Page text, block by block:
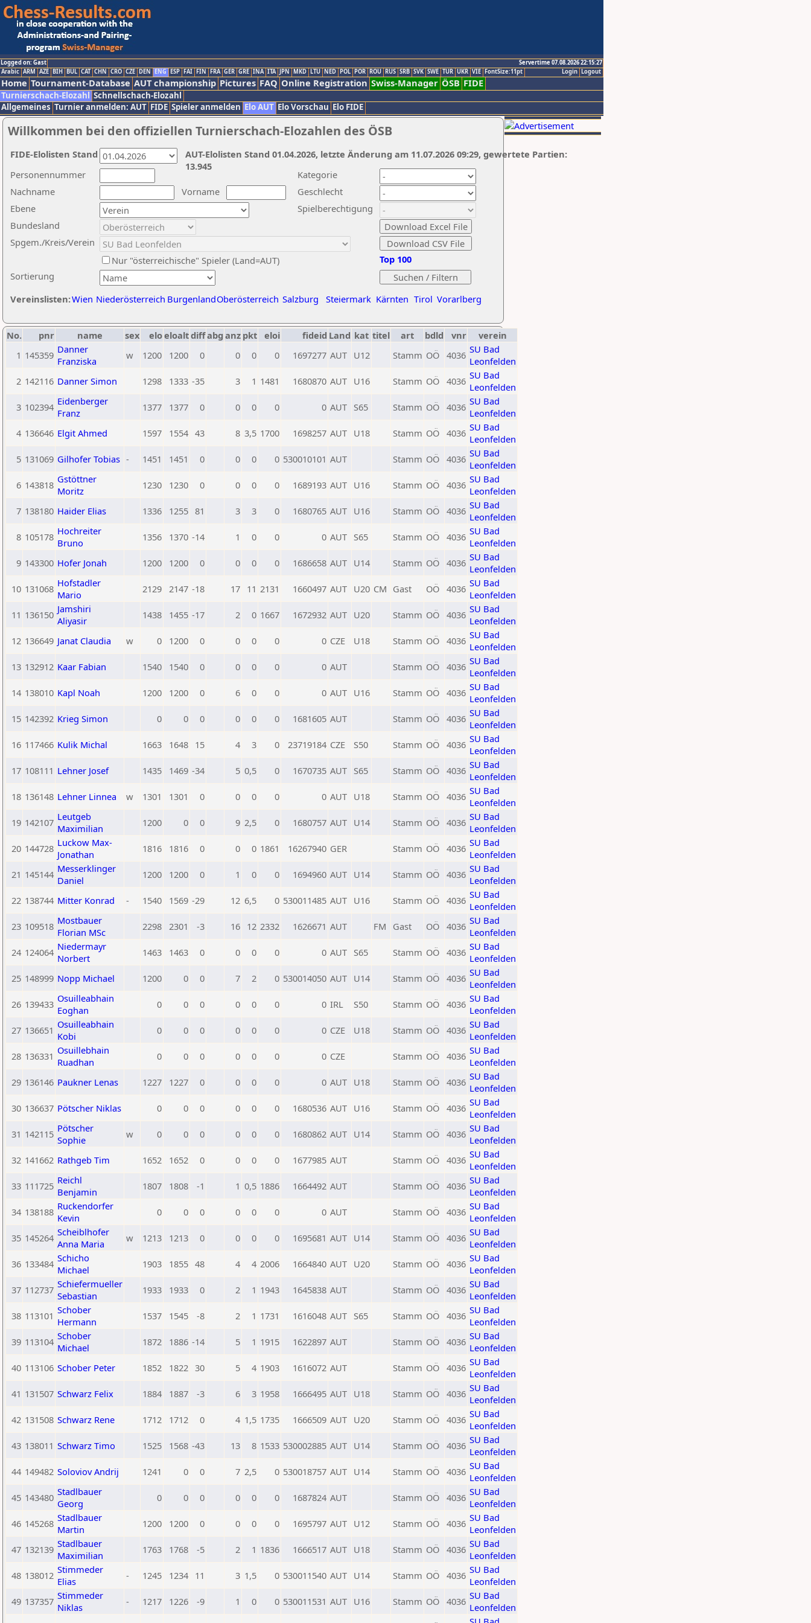
Logged on: Gast
Servertime 07.08.2026 22:15:27
Logout
Login
Arabic ARM AZE BIH BUL CAT CHN CRO CZE DEN ENG ESP FAI FIN FRA GER GRE INA ITA JPN MKD LTU NED POL POR ROU RUS SRB SVK SWE TUR UKR VIE FontSize:11pt
Home Tournament-Database AUT championship Pictures FAQ Online Registration Swiss-Manager ÖSB FIDE
Turnierschach-Elozahl Schnellschach-Elozahl
Allgemeines Turnier anmelden: AUT FIDE Spieler anmelden Elo AUT Elo Vorschau Elo FIDE
Willkommen bei den offiziellen Turnierschach-Elozahlen des ÖSB
Nachname
Vorname
Ebene
Kategorie
Sortierung
Personennummer
Bundesland
Spgem./Kreis/Verein
Geschlecht
Nur "österreichische" Spieler (Land=AUT)
Spielberechtigung
Vereinslisten:Wien Niederösterreich BurgenlandOberösterreich Salzburg Steiermark Kärnten Tirol Vorarlberg
Top 100
AUT-Elolisten Stand 01.04.2026, letzte Änderung am 11.07.2026 09:29, gewertete Partien:
13.945
FIDE-Elolisten Stand
No. pnr name sex eloeloaltdiffabg anz pkt eloi fideid Land kat titel art bdld vnr
verein
1 145359 Danner
Franziska
w 1200 1200 0 0 0 0 1697277 AUT U12 Stamm OÖ 4036 SU Bad
Leonfelden
2 142116 Danner Simon 1298 1333 -35 3 1 1481 1680870 AUT U16 Stamm OÖ 4036 SU Bad
Leonfelden
3 102394 Eidenberger
Franz
1377 1377 0 0 0 0 0 AUT S65 Stamm OÖ 4036 SU Bad
Leonfelden
4 136646 Elgit Ahmed 1597 1554 43 8 3,5 1700 1698257 AUT U18 Stamm OÖ 4036 SU Bad
Leonfelden
5 131069 Gilhofer Tobias - 1451 1451 0 0 0 0 530010101 AUT Stamm OÖ 4036 SU Bad
Leonfelden
6 143818 Gstöttner
Moritz
1230 1230 0 0 0 0 1689193 AUT U16 Stamm OÖ 4036 SU Bad
Leonfelden
7 138180 Haider Elias 1336 1255 81 3 3 0 1680765 AUT U16 Stamm OÖ 4036 SU Bad
Leonfelden
8 105178 Hochreiter
Bruno
1356 1370 -14 1 0 0 0 AUT S65 Stamm OÖ 4036 SU Bad
Leonfelden
9 143300 Hofer Jonah 1200 1200 0 0 0 0 1686658 AUT U14 Stamm OÖ 4036 SU Bad
Leonfelden
10 131068 Hofstadler
Mario
2129 2147 -18 17 11 2131 1660497 AUT U20 CM Gast OÖ 4036 SU Bad
Leonfelden
11 136150 Jamshiri
Aliyasir
1438 1455 -17 2 0 1667 1672932 AUT U20 Stamm OÖ 4036 SU Bad
Leonfelden
12 136649 Janat Claudia w 0 1200 0 0 0 0 0 CZE U18 Stamm OÖ 4036 SU Bad
Leonfelden
13 132912 Kaar Fabian 1540 1540 0 0 0 0 0 AUT Stamm OÖ 4036 SU Bad
Leonfelden
14 138010 Kapl Noah 1200 1200 0 6 0 0 0 AUT U16 Stamm OÖ 4036 SU Bad
Leonfelden
15 142392 Krieg Simon 0 0 0 0 0 0 1681605 AUT Stamm OÖ 4036 SU Bad
Leonfelden
16 117466 Kulik Michal 1663 1648 15 4 3 0 23719184 CZE S50 Stamm OÖ 4036 SU Bad
Leonfelden
17 108111 Lehner Josef 1435 1469 -34 5 0,5 0 1670735 AUT S65 Stamm OÖ 4036 SU Bad
Leonfelden
18 136148 Lehner Linnea w 1301 1301 0 0 0 0 0 AUT U18 Stamm OÖ 4036 SU Bad
Leonfelden
19 142107 Leutgeb
Maximilian
1200 0 0 9 2,5 0 1680757 AUT U14 Stamm OÖ 4036 SU Bad
Leonfelden
20 144728 Luckow Max-
Jonathan
1816 1816 0 0 0 1861 16267940 GER Stamm OÖ 4036 SU Bad
Leonfelden
21 145144 Messerklinger
Daniel
1200 1200 0 1 0 0 1694960 AUT U14 Stamm OÖ 4036 SU Bad
Leonfelden
22 138744 Mitter Konrad - 1540 1569 -29 12 6,5 0 530011485 AUT U16 Stamm OÖ 4036 SU Bad
Leonfelden
23 109518 Mostbauer
Florian MSc
2298 2301 -3 16 12 2332 1626671 AUT FM Gast OÖ 4036 SU Bad
Leonfelden
24 124064 Niedermayr
Norbert
1463 1463 0 0 0 0 0 AUT S65 Stamm OÖ 4036 SU Bad
Leonfelden
25 148999 Nopp Michael 1200 0 0 7 2 0 530014050 AUT U14 Stamm OÖ 4036 SU Bad
Leonfelden
26 139433 Osuilleabhain
Eoghan
0 0 0 0 0 0 0 IRL S50 Stamm OÖ 4036 SU Bad
Leonfelden
27 136651 Osuilleabhain
Kobi
0 0 0 0 0 0 0 CZE U18 Stamm OÖ 4036 SU Bad
Leonfelden
28 136331 Osuillebhain
Ruadhan
0 0 0 0 0 0 0 CZE Stamm OÖ 4036 SU Bad
Leonfelden
29 136146 Paukner Lenas 1227 1227 0 0 0 0 0 AUT U18 Stamm OÖ 4036 SU Bad
Leonfelden
30 136637 Pötscher Niklas 0 0 0 0 0 0 1680536 AUT U16 Stamm OÖ 4036 SU Bad
Leonfelden
31 142115 Pötscher
Sophie
w 0 0 0 0 0 0 1680862 AUT U14 Stamm OÖ 4036 SU Bad
Leonfelden
32 141662 Rathgeb Tim 1652 1652 0 0 0 0 1677985 AUT Stamm OÖ 4036 SU Bad
Leonfelden
33 111725 Reichl
Benjamin
1807 1808 -1 1 0,5 1886 1664492 AUT Stamm OÖ 4036 SU Bad
Leonfelden
34 138188 Ruckendorfer
Kevin
0 0 0 0 0 0 0 AUT Stamm OÖ 4036 SU Bad
Leonfelden
35 145264 Scheiblhofer
Anna Maria
w 1213 1213 0 0 0 0 1695681 AUT U14 Stamm OÖ 4036 SU Bad
Leonfelden
36 133484 Schicho
Michael
1903 1855 48 4 4 2006 1664840 AUT U20 Stamm OÖ 4036 SU Bad
Leonfelden
37 112737 Schiefermueller
Sebastian
1933 1933 0 2 1 1943 1645838 AUT Stamm OÖ 4036 SU Bad
Leonfelden
38 113101 Schober
Hermann
1537 1545 -8 2 1 1731 1616048 AUT S65 Stamm OÖ 4036 SU Bad
Leonfelden
39 113104 Schober
Michael
1872 1886 -14 5 1 1915 1622897 AUT Stamm OÖ 4036 SU Bad
Leonfelden
40 113106 Schober Peter 1852 1822 30 5 4 1903 1616072 AUT Stamm OÖ 4036 SU Bad
Leonfelden
41 131507 Schwarz Felix 1884 1887 -3 6 3 1958 1666495 AUT U18 Stamm OÖ 4036 SU Bad
Leonfelden
42 131508 Schwarz Rene 1712 1712 0 4 1,5 1735 1666509 AUT U20 Stamm OÖ 4036 SU Bad
Leonfelden
43 138011 Schwarz Timo 1525 1568 -43 13 8 1533 530002885 AUT U14 Stamm OÖ 4036 SU Bad
Leonfelden
44 149482 Soloviov Andrij 1241 0 0 7 2,5 0 530018757 AUT U14 Stamm OÖ 4036 SU Bad
Leonfelden
45 143480 Stadlbauer
Georg
0 0 0 0 0 0 1687824 AUT Stamm OÖ 4036 SU Bad
Leonfelden
46 145268 Stadlbauer
Martin
1200 1200 0 0 0 0 1695797 AUT U12 Stamm OÖ 4036 SU Bad
Leonfelden
47 132139 Stadlbauer
Maximilian
1763 1768 -5 2 1 1836 1666517 AUT U18 Stamm OÖ 4036 SU Bad
Leonfelden
48 138012 Stimmeder
Elias
- 1245 1234 11 3 1,5 0 530011540 AUT U14 Stamm OÖ 4036 SU Bad
Leonfelden
49 137357 Stimmeder
Niklas
- 1217 1226 -9 1 0 0 530011531 AUT U16 Stamm OÖ 4036 SU Bad
Leonfelden